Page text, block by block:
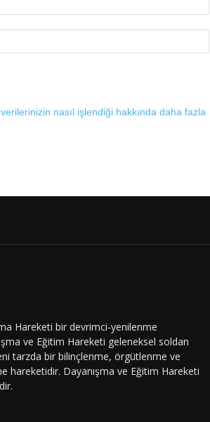
nasıl işlendiği hakkında daha fazla
Hareketi bir devrimci-yenilenme
ve Eğitim Hareketi geleneksel soldan
tarzda bir bilinçlenme, örgütlenme ve
hareketidir. Dayanışma ve Eğitim Hareketi